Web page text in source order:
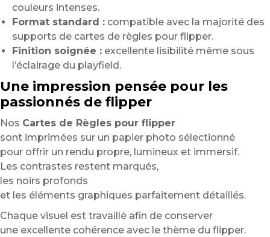
couleurs intenses.
Format standard : compatible avec la majorité des
supports de cartes de règles pour flipper.
Finition soignée : excellente lisibilité même sous
l’éclairage du playfield.
Une impression pensée pour les
passionnés de flipper
Nos Cartes de Règles pour flipper
sont imprimées sur un papier photo sélectionné
pour offrir un rendu propre, lumineux et immersif.
Les contrastes restent marqués,
les noirs profonds
et les éléments graphiques parfaitement détaillés.
Chaque visuel est travaillé afin de conserver
une excellente cohérence avec le thème du flipper.